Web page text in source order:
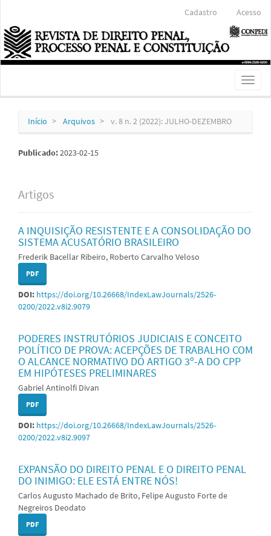
Conteúdo
principal
Barra
Lateral
Cadastro Acesso
Toggle
Início Arquivos v. 8 n. 2 (2022): JULHO-DEZEMBRO
Publicado:2023-02-15
Artigos
A INQUISIÇÃO RESISTENTE E A CONSOLIDAÇÃO DO
SISTEMA ACUSATÓRIO BRASILEIRO
Frederik Bacellar Ribeiro, Roberto Carvalho Veloso
PDF
DOI: https://doi.org/10.26668/IndexLawJournals/2526-
0200/2022.v8i2.9079
PODERES INSTRUTÓRIOS JUDICIAIS E CONCEITO
POLÍTICO DE PROVA: ACEPÇÕES DE TRABALHO COM
O ALCANCE NORMATIVO DO ARTIGO 3º-A DO CPP
EM HIPÓTESES PRELIMINARES
Gabriel Antinolfi Divan
PDF
DOI: https://doi.org/10.26668/IndexLawJournals/2526-
0200/2022.v8i2.9097
EXPANSÃO DO DIREITO PENAL E O DIREITO PENAL
DO INIMIGO: ELE ESTÁ ENTRE NÓS!
Carlos Augusto Machado de Brito, Felipe Augusto Forte de
Negreiros Deodato
PDF